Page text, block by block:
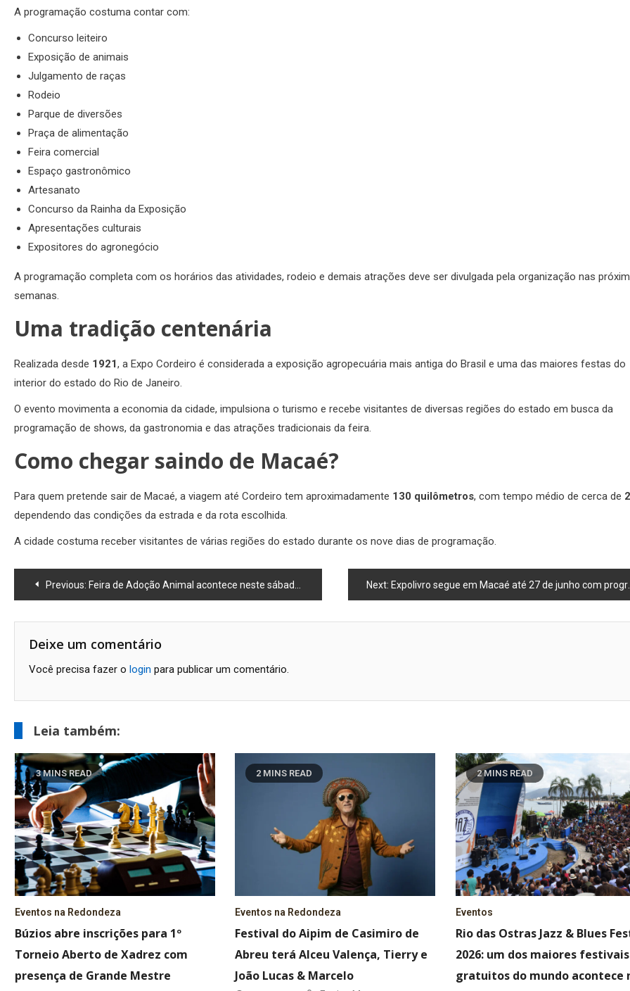
A programação costuma contar com:
Concurso leiteiro
Exposição de animais
Julgamento de raças
Rodeio
Parque de diversões
Praça de alimentação
Feira comercial
Espaço gastronômico
Artesanato
Concurso da Rainha da Exposição
Apresentações culturais
Expositores do agronegócio
A programação completa com os horários das atividades, rodeio e demais atrações deve ser divulgada pela organização nas
semanas.
Uma tradição centenária
Realizada desde 1921, a Expo Cordeiro é considerada a exposição agropecuária mais antiga do Brasil e uma das maiores festas do
interior do estado do Rio de Janeiro.
O evento movimenta a economia da cidade, impulsiona o turismo e recebe visitantes de diversas regiões do estado em busca da
programação de shows, da gastronomia e das atrações tradicionais da feira.
Como chegar saindo de Macaé?
Para quem pretende sair de Macaé, a viagem até Cordeiro tem aproximadamente 130 quilômetros, com tempo médio de cerca de
dependendo das condições da estrada e da rota escolhida.
A cidade costuma receber visitantes de várias regiões do estado durante os nove dias de programação.
Navegação
de
Post
Previous: Feira de Adoção Animal acontece neste sábado no Shopping Plaza Macaé Next: Expolivro segue em Macaé até 27 de junho com programação gratuita e proposta de incentivo à leitura
Deixe um comentário
Você precisa fazer o login para publicar um comentário.
Leia também:
3 MINS READ
Eventos na Redondeza
Búzios abre inscrições para 1º
Torneio Aberto de Xadrez com
presença de Grande Mestre
2 MINS READ
Eventos na Redondeza
Festival do Aipim de Casimiro de
Abreu terá Alceu Valença, Tierry e
João Lucas & Marcelo
2 MINS READ
Eventos
Rio das Ostras Jazz & Blues
2026: um dos maiores festivais
gratuitos do mundo acontece